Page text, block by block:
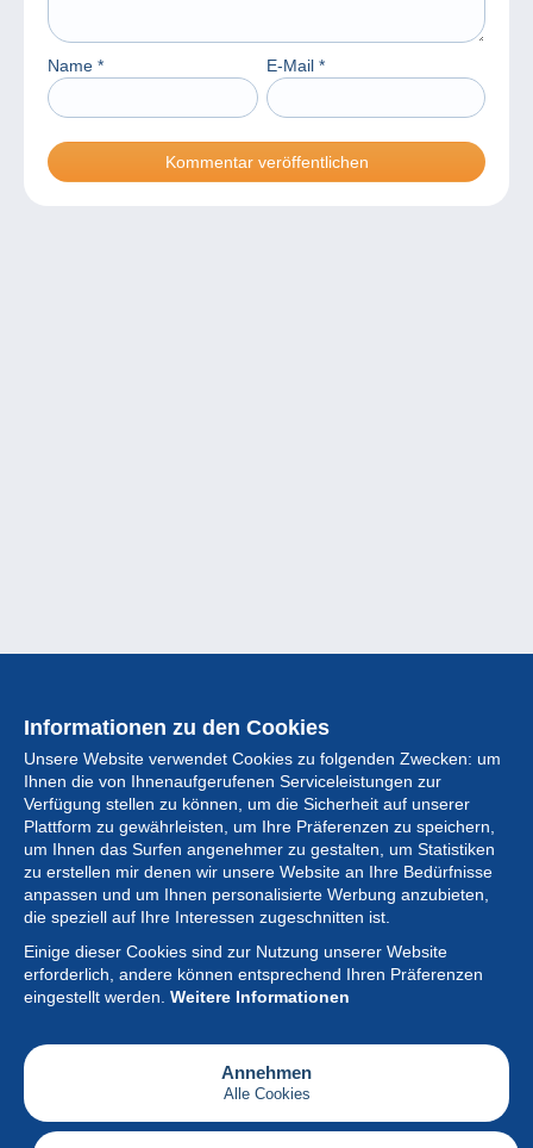
Name * E-Mail *
Informationen zu den Cookies
Unsere Website verwendet Cookies zu folgenden Zwecken: um
Ihnen die von Ihnenaufgerufenen Serviceleistungen zur
Verfügung stellen zu können, um die Sicherheit auf unserer
Plattform zu gewährleisten, um Ihre Präferenzen zu speichern,
um Ihnen das Surfen angenehmer zu gestalten, um Statistiken
zu erstellen mir denen wir unsere Website an Ihre Bedürfnisse
anpassen und um Ihnen personalisierte Werbung anzubieten,
die speziell auf Ihre Interessen zugeschnitten ist.
Einige dieser Cookies sind zur Nutzung unserer Website
erforderlich, andere können entsprechend Ihren Präferenzen
eingestellt werden. Weitere Informationen
Annehmen
Alle Cookies
Sammlung
Neuigkeiten
Artikel
Gesellschaft
Serviceleistungen